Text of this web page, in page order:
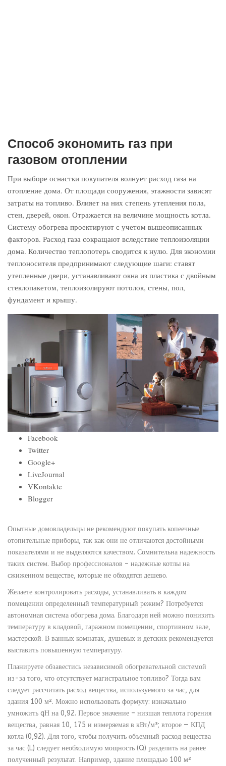
Способ экономить газ при
газовом отоплении
При выборе оснастки покупателя волнует расход газа на
отопление дома. От площади сооружения, этажности зависят
затраты на топливо. Влияет на них степень утепления пола,
стен, дверей, окон. Отражается на величине мощность котла.
Систему обогрева проектируют с учетом вышеописанных
факторов. Расход газа сокращают вследствие теплоизоляции
дома. Количество теплопотерь сводится к нулю. Для экономии
теплоносителя предпринимают следующие шаги: ставят
утепленные двери, устанавливают окна из пластика с двойным
стеклопакетом, теплоизолируют потолок, стены, пол,
фундамент и крышу.
Facebook
Twitter
Google+
LiveJournal
VKontakte
Blogger
Опытные домовладельцы не рекомендуют покупать копеечные
отопительные приборы, так как они не отличаются достойными
показателями и не выделяются качеством. Сомнительна надежность
таких систем. Выбор профессионалов – надежные котлы на
сжиженном веществе, которые не обходятся дешево.
Желаете контролировать расходы, устанавливать в каждом
помещении определенный температурный режим? Потребуется
автономная система обогрева дома. Благодаря ней можно понизить
температуру в кладовой, гаражном помещении, спортивном зале,
мастерской. В ванных комнатах, душевых и детских рекомендуется
выставить повышенную температуру.
Планируете обзавестись независимой обогревательной системой
из-за того, что отсутствует магистральное топливо? Тогда вам
следует рассчитать расход вещества, используемого за час, для
здания 100 м². Можно использовать формулу: изначально
умножить qН на 0,92. Первое значение – низшая теплота горения
вещества, равная 10, 175 и измеряемая в кВт/м³; второе — КПД
котла (0,92). Для того, чтобы получить объемный расход вещества
за час (L) следует необходимую мощность (Q) разделить на ранее
полученный результат. Например, здание площадью 100 м²